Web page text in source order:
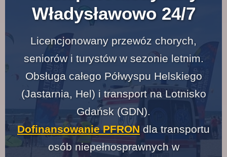
Władysławowo 24/7
Licencjonowany przewóz chorych,
seniorów i turystów w sezonie letnim.
Obsługa całego Półwyspu Helskiego
(Jastarnia, Hel) i transport na Lotnisko
Gdańsk (GDN).
Dofinansowanie PFRON dla transportu
osób niepełnosprawnych w